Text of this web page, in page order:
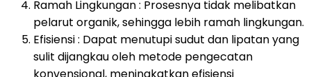
Ramah Lingkungan : Prosesnya tidak melibatkan
pelarut organik, sehingga lebih ramah lingkungan.
Efisiensi : Dapat menutupi sudut dan lipatan yang
sulit dijangkau oleh metode pengecatan